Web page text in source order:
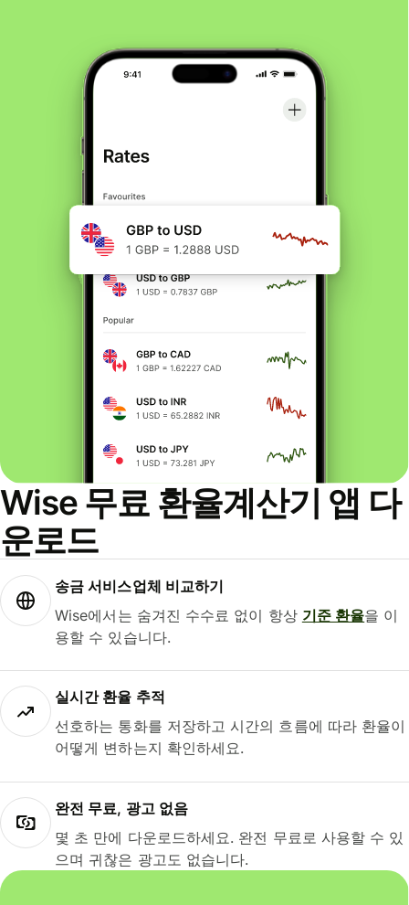
Wise 무료 환율계산기 앱 다
운로드
송금 서비스업체 비교하기
Wise에서는 숨겨진 수수료 없이 항상 기준 환율을 이
용할 수 있습니다.
실시간 환율 추적
선호하는 통화를 저장하고 시간의 흐름에 따라 환율이
어떻게 변하는지 확인하세요.
완전 무료, 광고 없음
몇 초 만에 다운로드하세요. 완전 무료로 사용할 수 있
으며 귀찮은 광고도 없습니다.